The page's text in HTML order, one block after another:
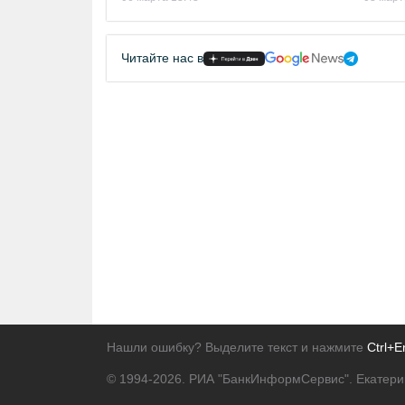
Читайте нас в
Нашли ошибку? Выделите текст и нажмите
© 1994-2026. РИА "БанкИнформСервис".